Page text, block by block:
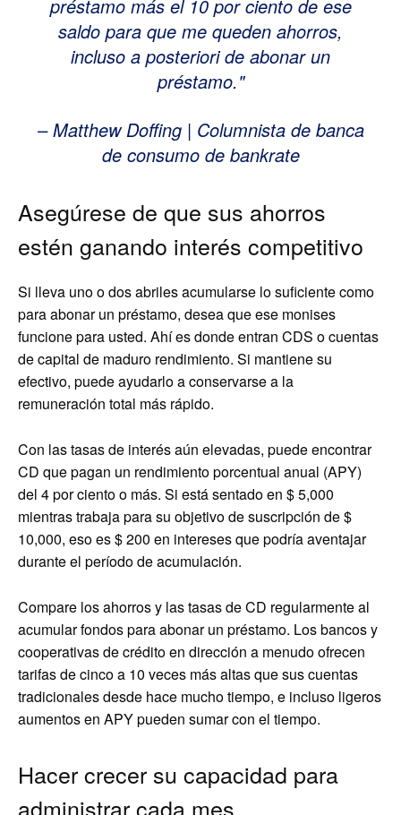
préstamo más el 10 por ciento de ese
saldo para que me queden ahorros,
incluso a posteriori de abonar un
préstamo.
– Matthew Doffing | Columnista de banca
de consumo de bankrate
Asegúrese de que sus ahorros
estén ganando interés competitivo
Si lleva uno o dos abriles acumularse lo suficiente como
para abonar un préstamo, desea que ese monises
funcione para usted. Ahí es donde entran CDS o cuentas
de capital de maduro rendimiento. Si mantiene su
efectivo, puede ayudarlo a conservarse a la
remuneración total más rápido.
Con las tasas de interés aún elevadas, puede encontrar
CD que pagan un rendimiento porcentual anual (APY)
del 4 por ciento o más. Si está sentado en $ 5,000
mientras trabaja para su objetivo de suscripción de $
10,000, eso es $ 200 en intereses que podría aventajar
durante el período de acumulación.
Compare los ahorros y las tasas de CD regularmente al
acumular fondos para abonar un préstamo. Los bancos y
cooperativas de crédito en dirección a menudo ofrecen
tarifas de cinco a 10 veces más altas que sus cuentas
tradicionales desde hace mucho tiempo, e incluso ligeros
aumentos en APY pueden sumar con el tiempo.
Hacer crecer su capacidad para
administrar cada mes